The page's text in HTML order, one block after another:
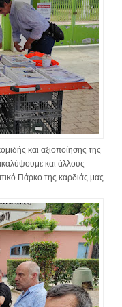
και αξιοποίησης της
και άλλους
Πάρκο της καρδιάς μας